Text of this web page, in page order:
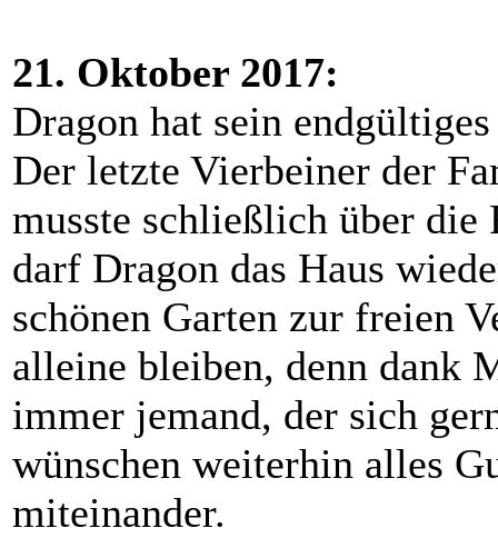
21. Oktober 2017:
Dragon hat sein
Der letzte Vierbeiner der
musste schließlich über die
darf Dragon das Haus
schönen Garten zur freien
alleine bleiben, denn dank
immer jemand, der sich
wünschen weiterhin alles
miteinander.